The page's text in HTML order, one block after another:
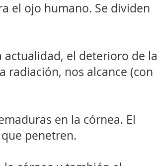
el ojo humano. Se dividen
actualidad, el deterioro de la
radiación, nos alcance (con
en la córnea. El
penetren.